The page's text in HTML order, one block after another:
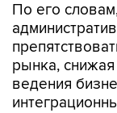
По его
рынка,
ведения